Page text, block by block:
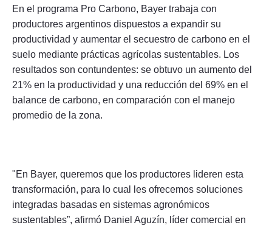
En el programa Pro Carbono, Bayer trabaja con
productores argentinos dispuestos a expandir su
productividad y aumentar el secuestro de carbono en el
suelo mediante prácticas agrícolas sustentables. Los
resultados son contundentes: se obtuvo un aumento del
21% en la productividad y una reducción del 69% en el
balance de carbono, en comparación con el manejo
promedio de la zona.
"En Bayer, queremos que los productores lideren esta
transformación, para lo cual les ofrecemos soluciones
integradas basadas en sistemas agronómicos
sustentables”, afirmó Daniel Aguzín, líder comercial en